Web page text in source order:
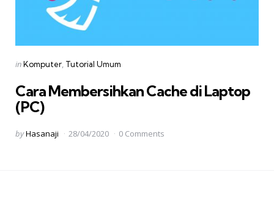
Categories
Posted
inKomputer Tutorial Umum
Cara Membersihkan Cache di Laptop
(PC)
Posted
byHasanaji 28/04/2020 0 Comments